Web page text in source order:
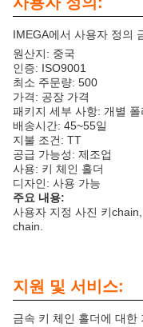
IMEGA에서 사용자 정의
원산지: 중국
인증: ISO9001
최소 주문량: 500
가격: 공장 가격
패키지 세부 사항: 개별 폴
배송시간: 45~55일
지불 조건: TT
공급 가능성: 제조업
사용: 키 체인 홀더
디자인: 사용 가능
주요 내용:
사용자 지정 사진 키
chain.
지원 및 서비스:
금속 키 체인 홀더에 대한